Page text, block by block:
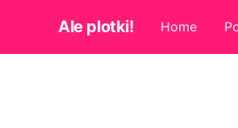
Ale plotki! Home